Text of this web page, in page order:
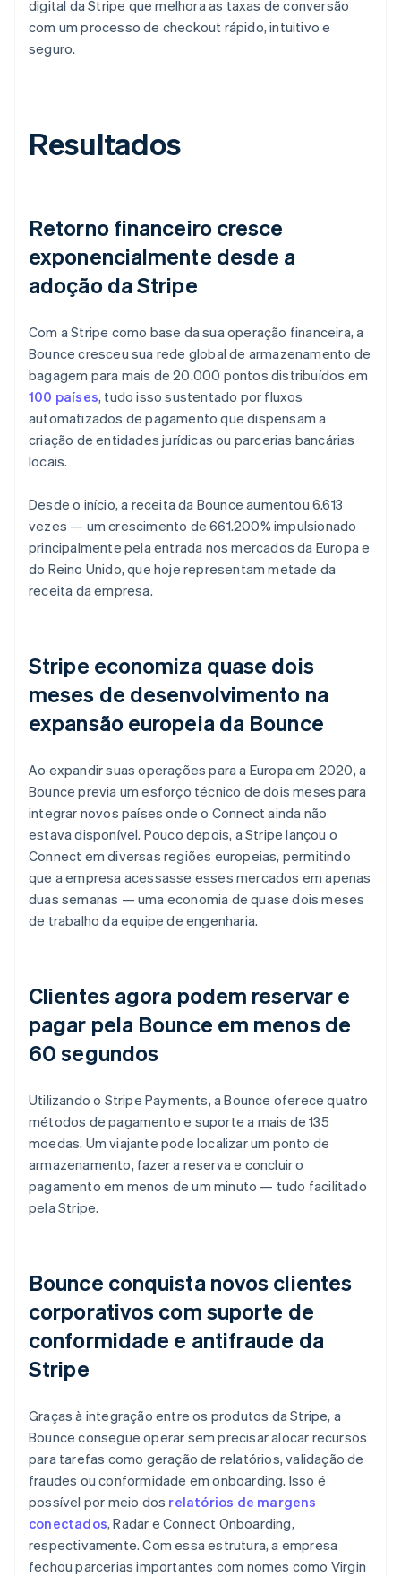
digital da Stripe que melhora as taxas de conversão
com um processo de checkout rápido, intuitivo e
seguro.
Resultados
Retorno financeiro cresce
exponencialmente desde a
adoção da Stripe
Com a Stripe como base da sua operação financeira, a
Bounce cresceu sua rede global de armazenamento de
bagagem para mais de 20.000 pontos distribuídos em
100 países, tudo isso sustentado por fluxos
automatizados de pagamento que dispensam a
criação de entidades jurídicas ou parcerias bancárias
locais.
Desde o início, a receita da Bounce aumentou 6.613
vezes — um crescimento de 661.200% impulsionado
principalmente pela entrada nos mercados da Europa e
do Reino Unido, que hoje representam metade da
receita da empresa.
Stripe economiza quase dois
meses de desenvolvimento na
expansão europeia da Bounce
Ao expandir suas operações para a Europa em 2020, a
Bounce previa um esforço técnico de dois meses para
integrar novos países onde o Connect ainda não
estava disponível. Pouco depois, a Stripe lançou o
Connect em diversas regiões europeias, permitindo
que a empresa acessasse esses mercados em apenas
duas semanas — uma economia de quase dois meses
de trabalho da equipe de engenharia.
Clientes agora podem reservar e
pagar pela Bounce em menos de
60 segundos
Utilizando o Stripe Payments, a Bounce oferece quatro
métodos de pagamento e suporte a mais de 135
moedas. Um viajante pode localizar um ponto de
armazenamento, fazer a reserva e concluir o
pagamento em menos de um minuto — tudo facilitado
pela Stripe.
Bounce conquista novos clientes
corporativos com suporte de
conformidade e antifraude da
Stripe
Graças à integração entre os produtos da Stripe, a
Bounce consegue operar sem precisar alocar recursos
para tarefas como geração de relatórios, validação de
fraudes ou conformidade em onboarding. Isso é
possível por meio dos relatórios de margens
conectados, Radar e Connect Onboarding,
respectivamente. Com essa estrutura, a empresa
fechou parcerias importantes com nomes como Virgin